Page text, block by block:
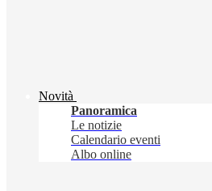
Novità
Panoramica
Le notizie
Calendario eventi
Albo online